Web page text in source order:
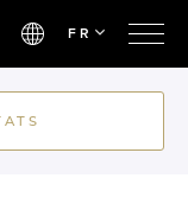
FR